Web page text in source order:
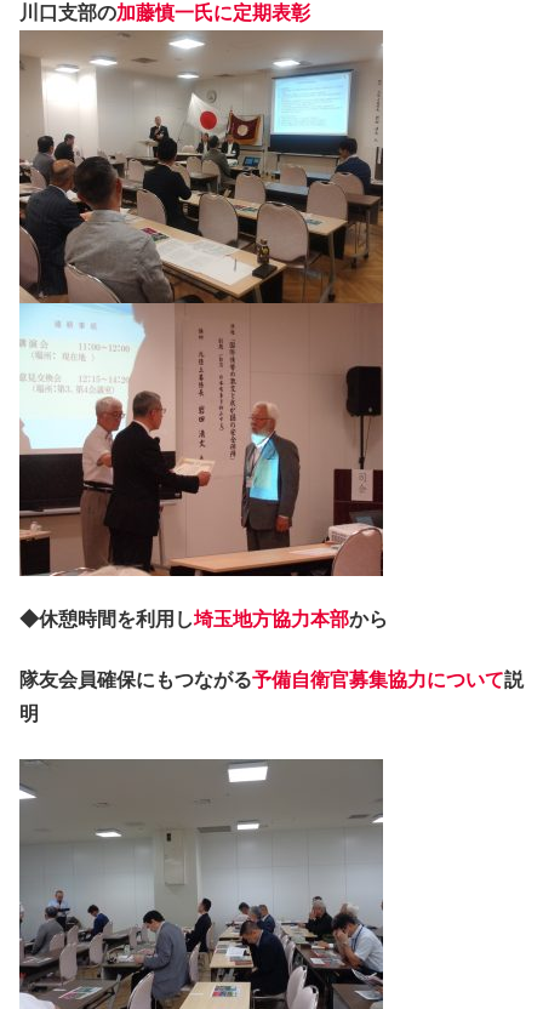
川口支部の加藤慎一氏に定期表彰
◆休憩時間を利用し埼玉地方協力本部から
隊友会員確保にもつながる予備自衛官募集協力について説
明